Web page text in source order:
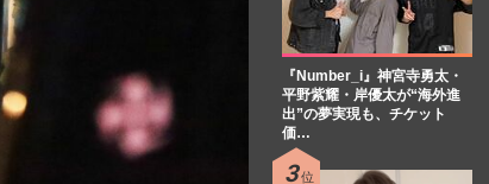
『Number_i』神宮寺勇太・
平野紫耀・岸優太が“海外進
出”の夢実現も、チケット
価…